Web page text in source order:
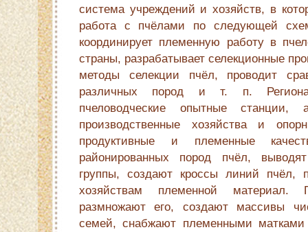
система учреждений и хозяйств, в
работа с пчёлами по следующей
координирует племенную работу в
страны, разрабатывает селекционные
методы селекции пчёл, проводит
различных пород и т. п.
пчеловодческие опытные
производственные хозяйства и
продуктивные и племенные
районированных пород пчёл,
группы, создают кроссы линий пчёл,
хозяйствам племенной материал.
размножают его, создают массивы
семей, снабжают племенными